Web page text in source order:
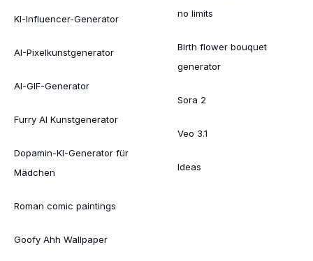
KI-Influencer-Generator
AI-Pixelkunstgenerator
AI-GIF-Generator
Furry AI Kunstgenerator
Dopamin-KI-Generator für
Mädchen
Roman comic paintings
Goofy Ahh Wallpaper
no limits
Birth flower bouquet
generator
Sora 2
Veo 3.1
Ideas